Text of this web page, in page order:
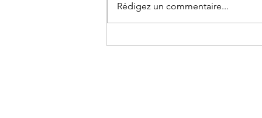
Rédigez un commentaire...